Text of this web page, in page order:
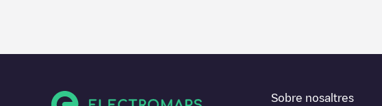
Sobre nosaltres